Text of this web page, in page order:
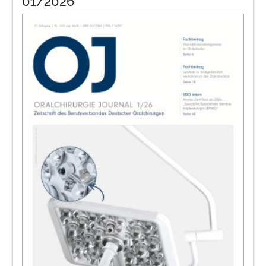
Interview: Cortison-Langzeittherapie –
Indikationsausweitung der -Implantologie
auf dem Vormarsch
Prof. Dr. Dr. med. Knut A. Grötz im Gespräch mit
Georg Isbaner
38Parodontologie – up to date
Dr. Maria-Theresia Peters
Neue Regelungen zur Hygiene in der
Zahnarztpraxis: Dentaurum informiert
mehr als 120 Zahnärzte und ZFAs
Redaktion
Event: Ostseekongress / 9. Norddeutsche
-Implantologietage
Redaktion